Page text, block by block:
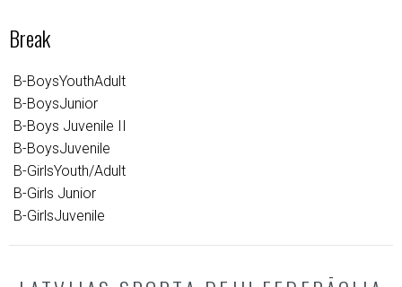
Break
B-BoysYouthAdult
B-BoysJunior
B-Boys Juvenile II
B-BoysJuvenile
B-GirlsYouth/Adult
B-Girls Junior
B-GirlsJuvenile